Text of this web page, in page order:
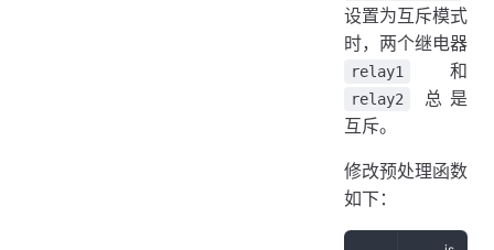
设置为互斥模式
时，两个继电器
relay1 和
relay2
总是
互斥。
修改预处理函数
如下：